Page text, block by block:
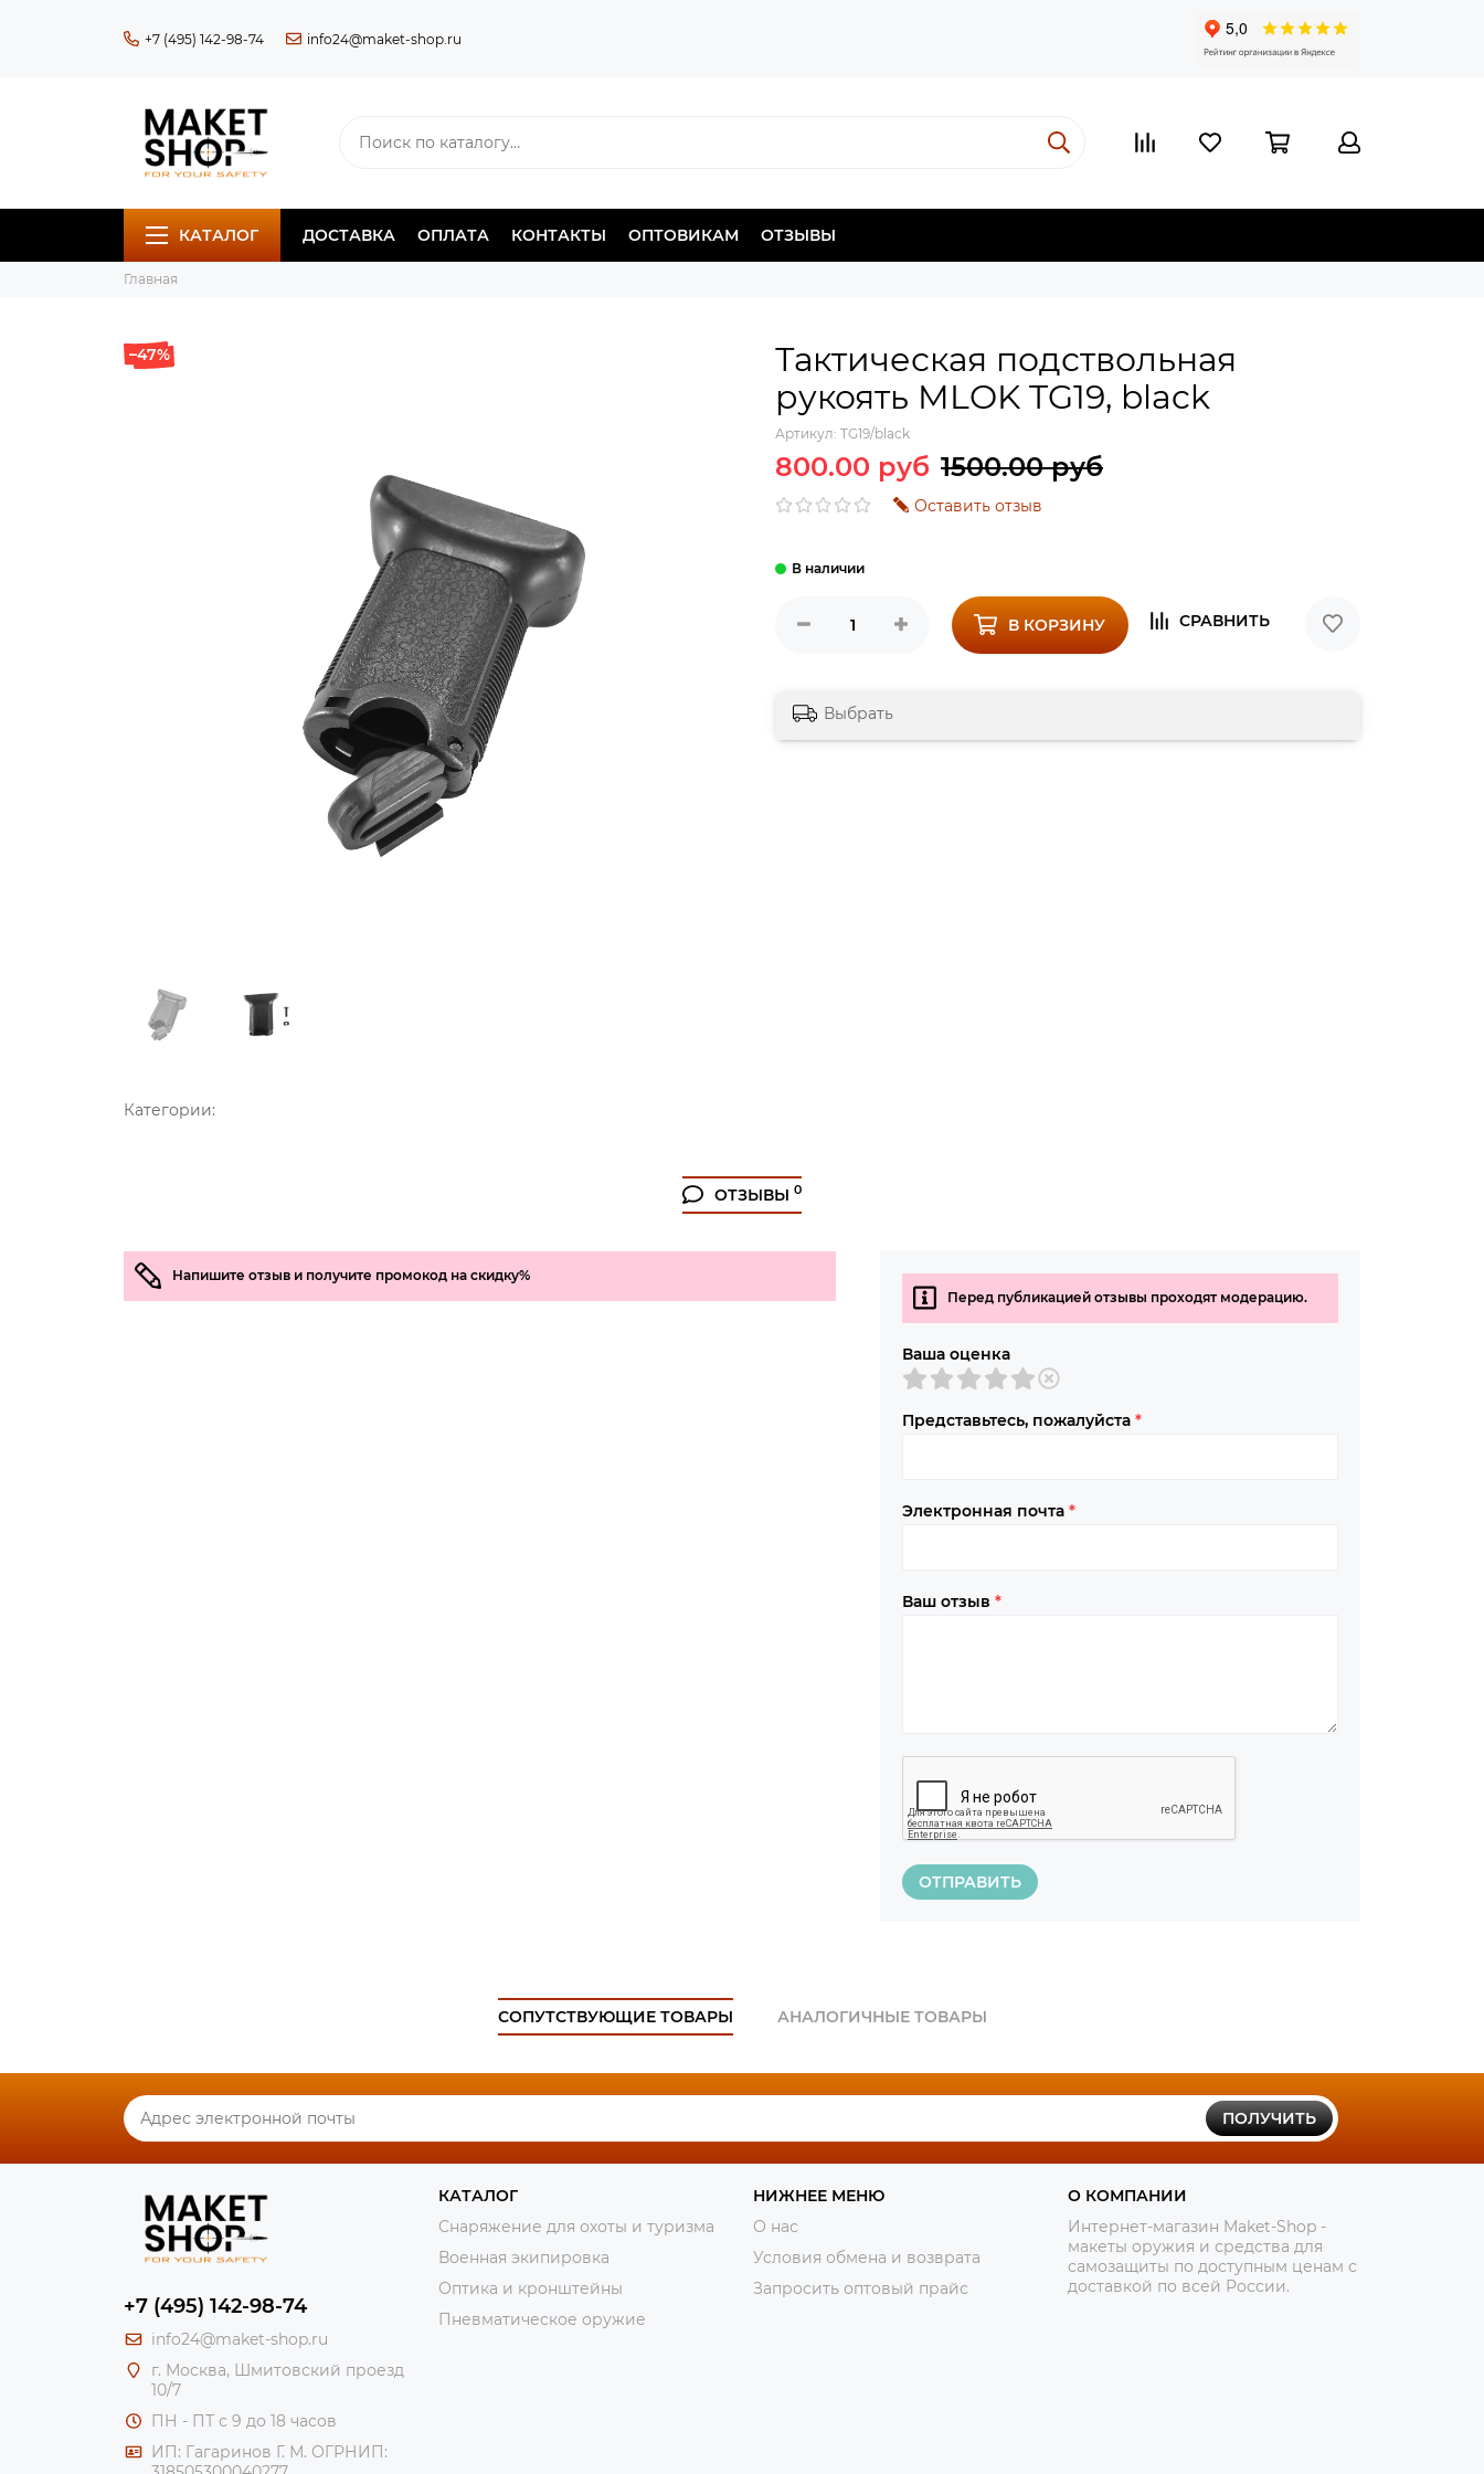
+7 (495) 142-98-74 info24@maket-shop.ru
КАТАЛОГ ДОСТАВКА ОПЛАТА КОНТАКТЫ ОПТОВИКАМ ОТЗЫВЫ
Главная
–47%
Тактическая подствольная
рукоять MLOK TG19, black
Артикул: TG19/black
800.00 руб 1500.00 руб
Оставить отзыв
В КОРЗИНУ
Выбрать
Категории:
ОТЗЫВЫ 0
Напишите отзыв и получите промокод на скидку%
Перед публикацией отзывы проходят модерацию.
Ваша оценка
Представьтесь, пожалуйста *
Электронная почта *
Ваш отзыв *
ОТПРАВИТЬ
СОПУТСТВУЮЩИЕ ТОВАРЫ АНАЛОГИЧНЫЕ ТОВАРЫ
ПОЛУЧИТЬ
+7 (495) 142-98-74
info24@maket-shop.ru
г. Москва, Шмитовский проезд
10/7
ПН - ПТ с 9 до 18 часов
ИП: Гагаринов Г. М. ОГРНИП:
КАТАЛОГ
Снаряжение для охоты и туризма
Военная экипировка
Оптика и кронштейны
Пневматическое оружие
НИЖНЕЕ МЕНЮ
О нас
Условия обмена и возврата
Запросить оптовый прайс
О КОМПАНИИ
Интернет-магазин Maket-Shop -
макеты оружия и средства для
самозащиты по доступным ценам с
доставкой по всей России.